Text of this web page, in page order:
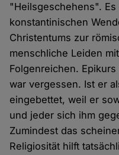
"Heilsgeschehens".
konstantinischen
Christentums zur
menschliche Leiden
Folgenreichen.
war vergessen. Ist er
eingebettet, weil er
und jeder sich ihm
Zumindest das
Religiosität hilft